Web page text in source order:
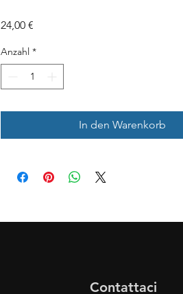
24,00 €
Anzahl *
In den Warenkorb
Contattaci